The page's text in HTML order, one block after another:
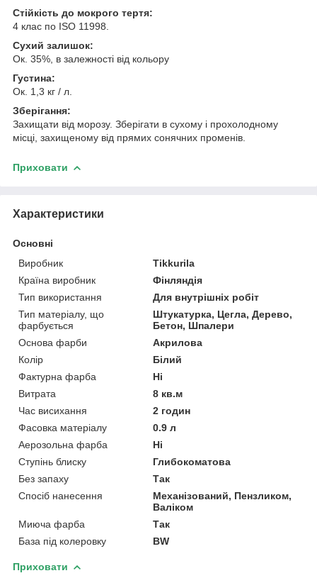
Стійкість до мокрого тертя:
4 клас по ISO 11998.
Сухий залишок:
Ок. 35%, в залежності від кольору
Густина:
Ок. 1,3 кг / л.
Зберігання:
Захищати від морозу. Зберігати в сухому і прохолодному
місці, захищеному від прямих сонячних променів.
Приховати
Характеристики
Основні
Виробник
Tikkurila
Країна виробник
Фінляндія
Тип використання
Для внутрішніх робіт
Тип матеріалу, що
фарбується
Штукатурка, Цегла, Дерево,
Бетон, Шпалери
Основа фарби
Акрилова
Колір
Білий
Фактурна фарба
Ні
Витрата
8 кв.м
Час висихання
2 годин
Фасовка матеріалу
0.9 л
Аерозольна фарба
Ні
Ступінь блиску
Глибокоматова
Без запаху
Так
Спосіб нанесення
Механізований, Пензликом,
Валіком
Миюча фарба
Так
База під колеровку
BW
Приховати